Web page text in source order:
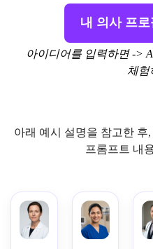
내 의사 프로
아이디어를 입력하면 ->
체험
아래 예시 설명을 참고한 후
프롬프트 내